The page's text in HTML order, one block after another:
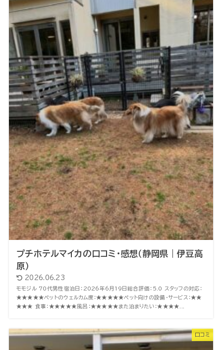
プチホテルマイカの口コミ・感想（静岡県｜伊豆高
原）
2026.06.23
モモジル 70代男性宿泊日：2026年6月19日総合評価：5.0 スタッフの対応：
★★★★★ペットのウェルカム度：★★★★★ペット向けの設備・サービス：★★
★★★ 食事：★★★★★風呂：★★★★★また泊まりたい：★★★★...
口コミ